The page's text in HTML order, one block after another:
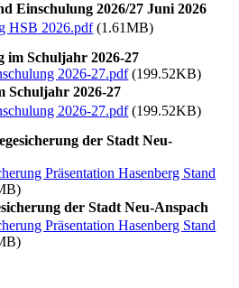
Einschulung 2026/27 Juni 2026
HSB 2026.pdf(1.61MB)
im Schuljahr 2026-27
2026-27.pdf(199.52KB)
Schuljahr 2026-27
2026-27.pdf(199.52KB)
der Stadt Neu-
Präsentation Hasenberg Stand
der Stadt Neu-Anspach
Präsentation Hasenberg Stand